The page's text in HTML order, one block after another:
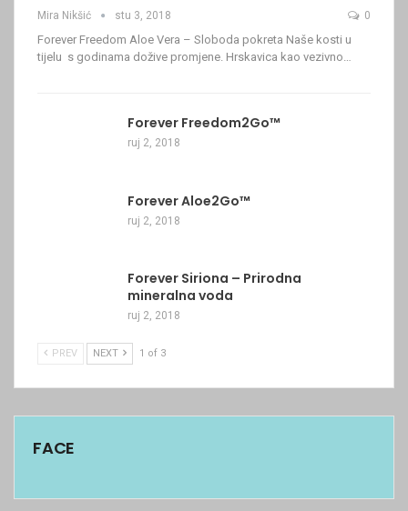
Mira Nikšić stu 3, 2018 0
Forever Freedom Aloe Vera – Sloboda pokreta Naše kosti u
tijelu s godinama dožive promjene. Hrskavica kao vezivno…
Forever Freedom2Go™
ruj 2, 2018
Forever Aloe2Go™
ruj 2, 2018
Forever Siriona – Prirodna
mineralna voda
ruj 2, 2018
PREV NEXT 1 of 3
FACE